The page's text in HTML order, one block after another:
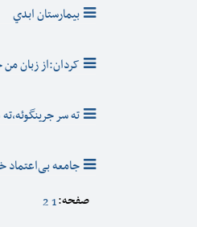
بيمارستان ابدي
کردان:از زبان
ته سر
جامعه بی‌اعتماد
صفحه:1
2